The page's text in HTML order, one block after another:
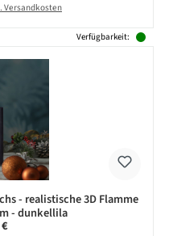
Versandkosten
Verfügbarkeit:
- realistische 3D Flamme
- dunkellila
Preis: